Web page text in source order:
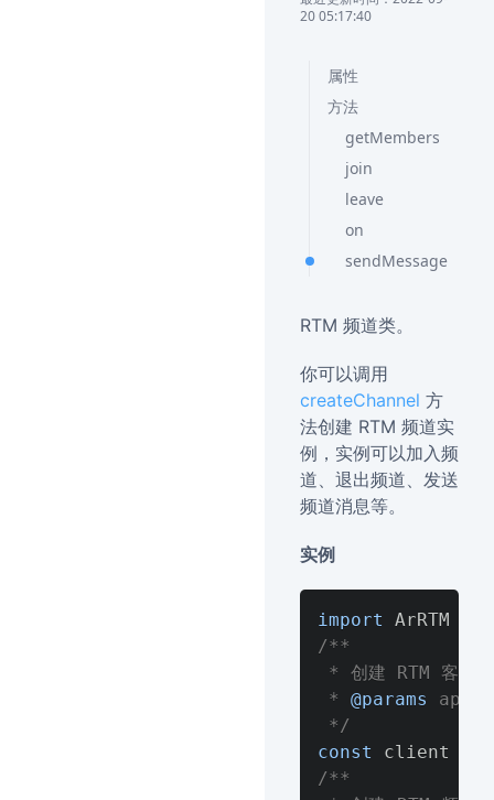
20 05:17:40
属性
方法
getMembers
join
leave
on
sendMessage
RTM 频道类。
你可以调用
createChannel 方
法创建 RTM 频道实
例，实例可以加入频
道、退出频道、发送
频道消息等。
实例
import ArRTM
/**
* 创建 RTM 客户
* @params
*/
const
client
/**